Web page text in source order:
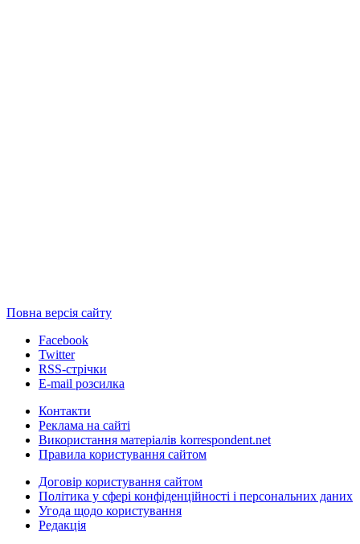
Повна версія сайту
Facebook
Twitter
RSS-стрічки
E-mail розсилка
Контакти
Реклама на сайті
Використання матеріалів korrespondent.net
Правила користування сайтом
Договір користування сайтом
Політика у сфері конфіденційності і персональних даних
Угода щодо користування
Редакція